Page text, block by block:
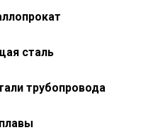
сталь
трубопровода